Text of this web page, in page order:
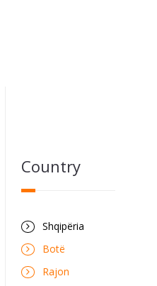
Country
Shqipëria
Botë
Rajon